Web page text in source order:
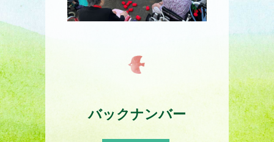
バックナンバー